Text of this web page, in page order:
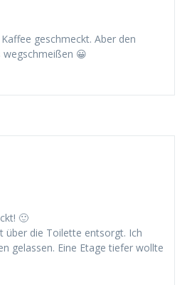
geschmeckt. Aber den
😀
🙂
über die Toilette entsorgt. Ich
gelassen. Eine Etage tiefer wollte